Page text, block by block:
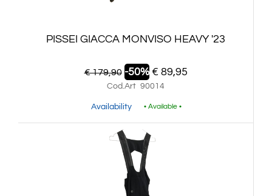
PISSEI GIACCA MONVISO HEAVY '23
€ 179,90 -50% € 89,95
Cod.Art 90014
Availability • Available •